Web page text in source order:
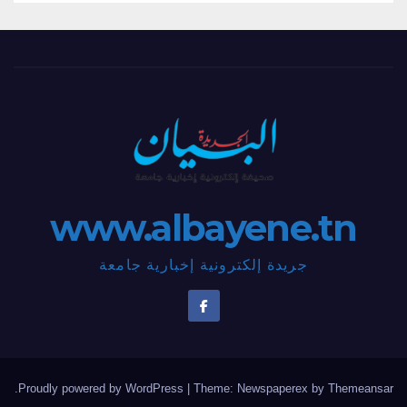
www.albayene.tn
جريدة إلكترونية إخبارية جامعة
Proudly powered by WordPress Theme: Newspaperex by Themeansar
.